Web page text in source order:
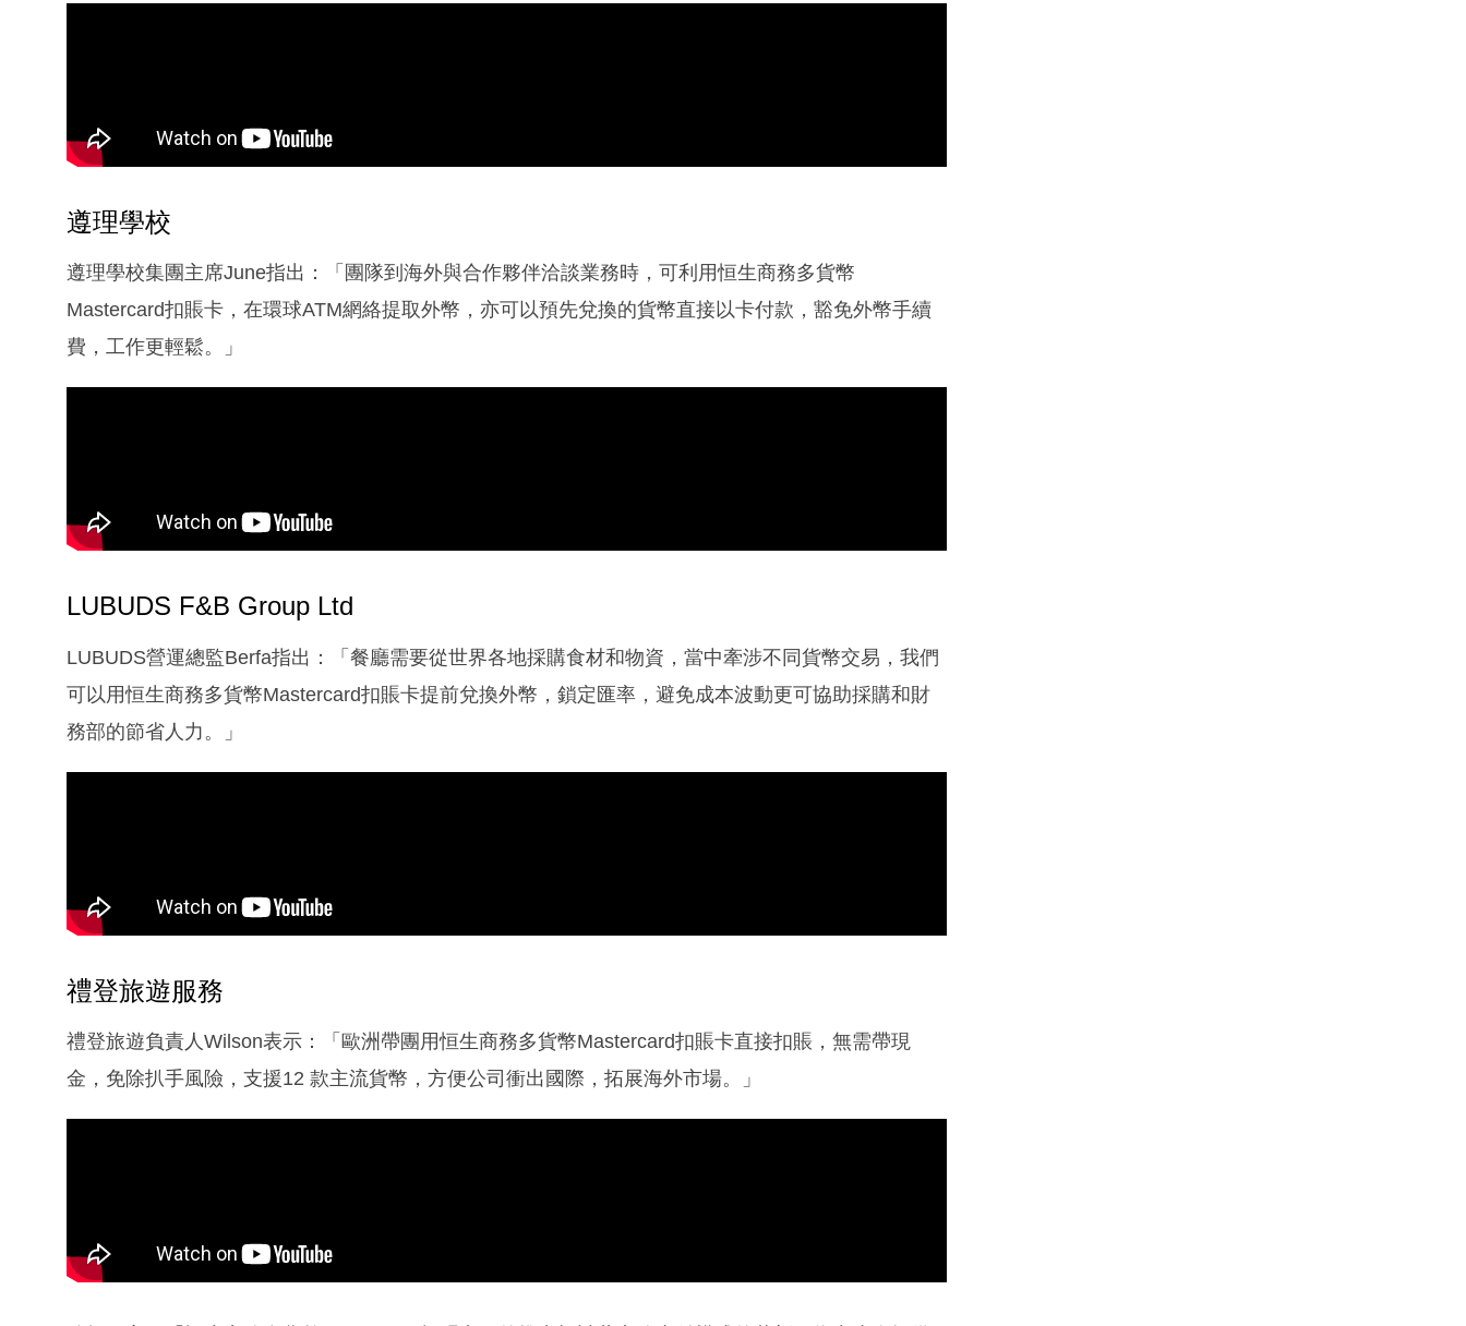
遵理學校
遵理學校集團主席June指出：「團隊到海外與合作夥伴洽談業務時，可利用恒生商務多貨幣
Mastercard扣賬卡，在環球ATM網絡提取外幣，亦可以預先兌換的貨幣直接以卡付款，豁免外幣手續
費，工作更輕鬆。」
LUBUDS F&B Group Ltd
LUBUDS營運總監Berfa指出：「餐廳需要從世界各地採購食材和物資，當中牽涉不同貨幣交易，我們
可以用恒生商務多貨幣Mastercard扣賬卡提前兌換外幣，鎖定匯率，避免成本波動更可協助採購和財
務部的節省人力。」
禮登旅遊服務
禮登旅遊負責人Wilson表示：「歐洲帶團用恒生商務多貨幣Mastercard扣賬卡直接扣賬，無需帶現
金，免除扒手風險，支援12 款主流貨幣，方便公司衝出國際，拓展海外市場。」